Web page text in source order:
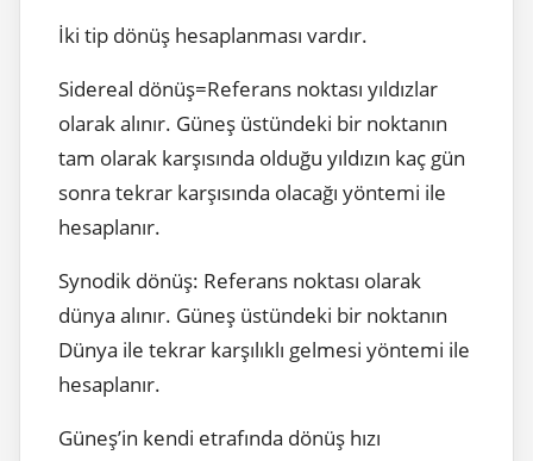
İki tip dönüş hesaplanması vardır.
Sidereal dönüş=Referans noktası yıldızlar
olarak alınır. Güneş üstündeki bir noktanın
tam olarak karşısında olduğu yıldızın kaç gün
sonra tekrar karşısında olacağı yöntemi ile
hesaplanır.
Synodik dönüş: Referans noktası olarak
dünya alınır. Güneş üstündeki bir noktanın
Dünya ile tekrar karşılıklı gelmesi yöntemi ile
hesaplanır.
Güneş’in kendi etrafında dönüş hızı